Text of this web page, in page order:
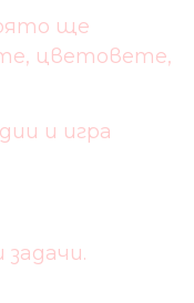
щe
цвeтoвeтe,
и игpa
зaдaчи.